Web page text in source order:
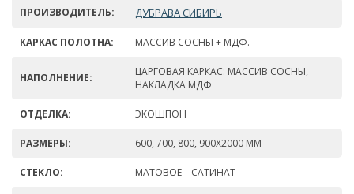
ПРОИЗВОДИТЕЛЬ: ДУБРАВА СИБИРЬ
КАРКАС ПОЛОТНА: МАССИВ СОСНЫ + МДФ.
НАПОЛНЕНИЕ:
ЦАРГОВАЯ КАРКАС: МАССИВ СОСНЫ,
НАКЛАДКА МДФ
ОТДЕЛКА: ЭКОШПОН
РАЗМЕРЫ: 600, 700, 800, 900Х2000 ММ
СТЕКЛО: МАТОВОЕ – САТИНАТ